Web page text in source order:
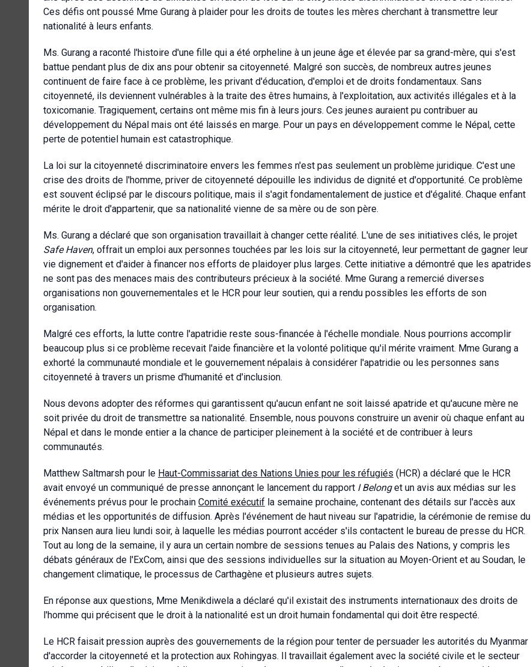
Ces défis ont poussé Mme Gurang à plaider pour les droits de toutes les mères cherchant à transmettre leur
nationalité à leurs enfants.
Ms. Gurang a raconté l'histoire d'une fille qui a été orpheline à un jeune âge et élevée par sa grand-mère, qui s'est
battue pendant plus de dix ans pour obtenir sa citoyenneté. Malgré son succès, de nombreux autres jeunes
continuent de faire face à ce problème, les privant d'éducation, d'emploi et de droits fondamentaux. Sans
citoyenneté, ils deviennent vulnérables à la traite des êtres humains, à l'exploitation, aux activités illégales et à la
toxicomanie. Tragiquement, certains ont même mis fin à leurs jours. Ces jeunes auraient pu contribuer au
développement du Népal mais ont été laissés en marge. Pour un pays en développement comme le Népal, cette
perte de potentiel humain est catastrophique.
La loi sur la citoyenneté discriminatoire envers les femmes n'est pas seulement un problème juridique. C'est une
crise des droits de l'homme, priver de citoyenneté dépouille les individus de dignité et d'opportunité. Ce problème
est souvent éclipsé par le discours politique, mais il s'agit fondamentalement de justice et d'égalité. Chaque enfant
mérite le droit d'appartenir, que sa nationalité vienne de sa mère ou de son père.
Ms. Gurang a déclaré que son organisation travaillait à changer cette réalité. L'une de ses initiatives clés, le projet
Safe Haven, offrait un emploi aux personnes touchées par les lois sur la citoyenneté, leur permettant de gagner leur
vie dignement et d'aider à financer nos efforts de plaidoyer plus larges. Cette initiative a démontré que les apatrides
ne sont pas des menaces mais des contributeurs précieux à la société. Mme Gurang a remercié diverses
organisations non gouvernementales et le HCR pour leur soutien, qui a rendu possibles les efforts de son
organisation.
Malgré ces efforts, la lutte contre l'apatridie reste sous-financée à l'échelle mondiale. Nous pourrions accomplir
beaucoup plus si ce problème recevait l'aide financière et la volonté politique qu'il mérite vraiment. Mme Gurang a
exhorté la communauté mondiale et le gouvernement népalais à considérer l'apatridie ou les personnes sans
citoyenneté à travers un prisme d'humanité et d'inclusion.
Nous devons adopter des réformes qui garantissent qu'aucun enfant ne soit laissé apatride et qu'aucune mère ne
soit privée du droit de transmettre sa nationalité. Ensemble, nous pouvons construire un avenir où chaque enfant au
Népal et dans le monde entier a la chance de participer pleinement à la société et de contribuer à leurs
communautés.
Matthew Saltmarsh pour le Haut-Commissariat des Nations Unies pour les réfugiés (HCR) a déclaré que le HCR
avait envoyé un communiqué de presse annonçant le lancement du rapport I Belonget un avis aux médias sur les
événements prévus pour le prochain Comité exécutif la semaine prochaine, contenant des détails sur l'accès aux
médias et les opportunités de diffusion. Après l'événement de haut niveau sur l'apatridie, la cérémonie de remise du
prix Nansen aura lieu lundi soir, à laquelle les médias pourront accéder s'ils contactent le bureau de presse du HCR.
Tout au long de la semaine, il y aura un certain nombre de sessions tenues au Palais des Nations, y compris les
débats généraux de l'ExCom, ainsi que des sessions individuelles sur la situation au Moyen-Orient et au Soudan, le
changement climatique, le processus de Carthagène et plusieurs autres sujets.
En réponse aux questions, Mme Menikdiwela a déclaré qu'il existait des instruments internationaux des droits de
l'homme qui précisent que le droit à la nationalité est un droit humain fondamental qui doit être respecté.
Le HCR faisait pression auprès des gouvernements de la région pour tenter de persuader les autorités du Myanmar
d'accorder la citoyenneté et la protection aux Rohingyas. Il travaillait également avec la société civile et le secteur